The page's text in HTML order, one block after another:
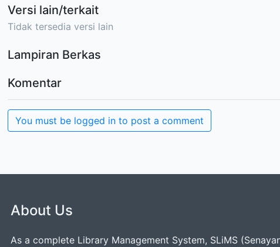
Versi lain/terkait
Tidak tersedia versi lain
Lampiran Berkas
Komentar
You must be logged in to post a comment
About Us
As a complete Library Management System, SLiMS